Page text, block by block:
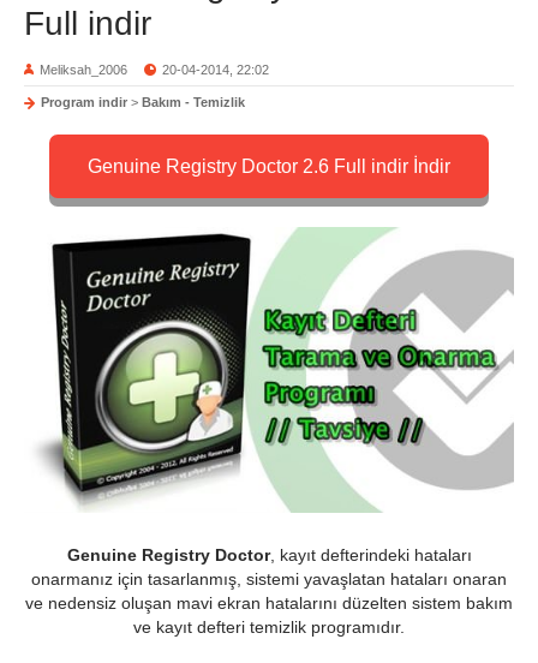
Full indir
Meliksah_2006 20-04-2014, 22:02
Program indir > Bakım - Temizlik
Genuine Registry Doctor 2.6 Full indir İndir
Genuine Registry Doctor, kayıt defterindeki hataları
onarmanız için tasarlanmış, sistemi yavaşlatan hataları onaran
ve nedensiz oluşan mavi ekran hatalarını düzelten sistem bakım
ve kayıt defteri temizlik programıdır.